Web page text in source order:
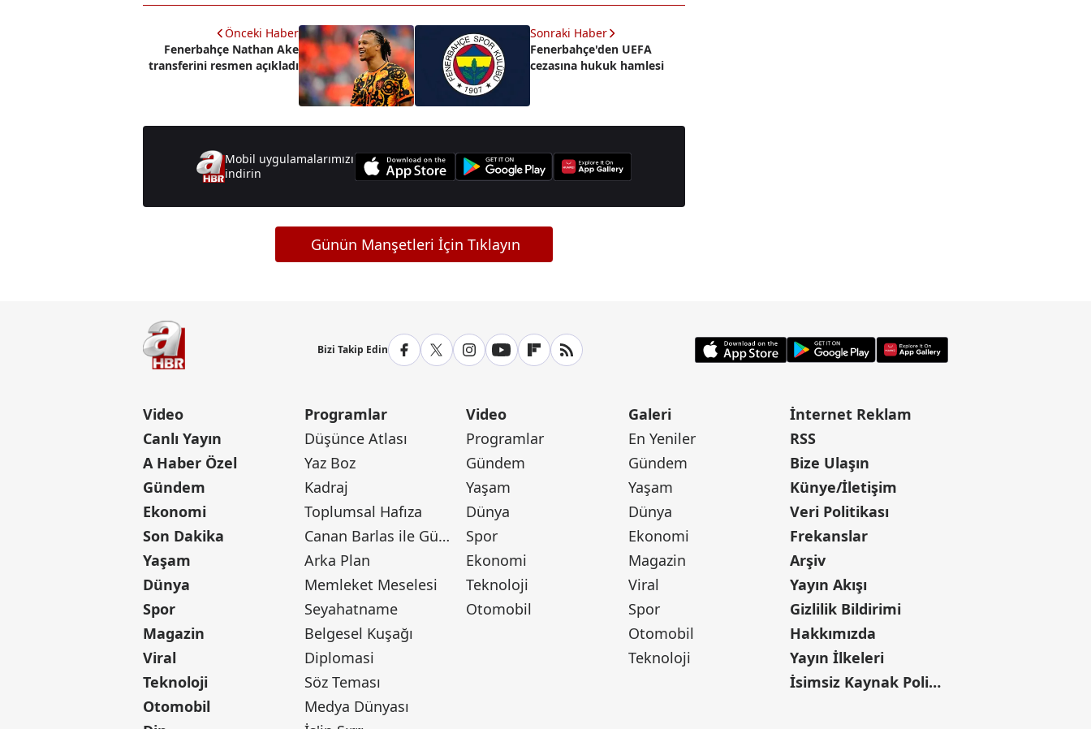
Önceki Haber
Fenerbahçe Nathan Ake
transferini resmen açıkladı
Sonraki Haber
Fenerbahçe'den UEFA
cezasına hukuk hamlesi
Mobil uygulamalarımızı
indirin
Günün Manşetleri İçin Tıklayın
Bizi Takip Edin
Video
Canlı Yayın
A Haber Özel
Gündem
Ekonomi
Son Dakika
Yaşam
Dünya
Spor
Magazin
Viral
Teknoloji
Otomobil
Programlar
Düşünce Atlası
Yaz Boz
Kadraj
Toplumsal Hafıza
Canan Barlas ile Gündem
Arka Plan
Memleket Meselesi
Seyahatname
Belgesel Kuşağı
Diplomasi
Söz Teması
Medya Dünyası
Video
Programlar
Gündem
Yaşam
Dünya
Spor
Ekonomi
Teknoloji
Otomobil
Galeri
En Yeniler
Gündem
Yaşam
Dünya
Ekonomi
Magazin
Viral
Spor
Otomobil
Teknoloji
İnternet Reklam
RSS
Bize Ulaşın
Künye/İletişim
Veri Politikası
Frekanslar
Arşiv
Yayın Akışı
Gizlilik Bildirimi
Hakkımızda
Yayın İlkeleri
İsimsiz Kaynak Politikası